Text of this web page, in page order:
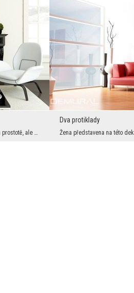
Starý fotoaparát pasuje k jednoduchosti a prostotě, ale nezatratí se ani v přepychu. Je třeba si,...
Dva protiklady